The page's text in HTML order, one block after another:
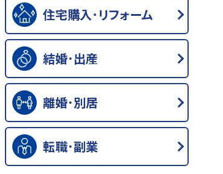
住宅購入･リフォーム
結婚･出産
離婚･別居
転職･副業